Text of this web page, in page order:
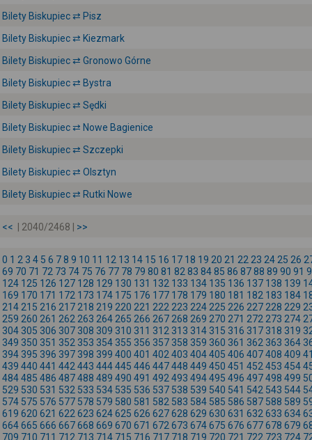
Bilety Biskupiec ⇄ Pisz
Bilety Biskupiec ⇄ Kiezmark
Bilety Biskupiec ⇄ Gronowo Górne
Bilety Biskupiec ⇄ Bystra
Bilety Biskupiec ⇄ Sędki
Bilety Biskupiec ⇄ Nowe Bagienice
Bilety Biskupiec ⇄ Szczepki
Bilety Biskupiec ⇄ Olsztyn
Bilety Biskupiec ⇄ Rutki Nowe
<< | 2040/2468 | >>
0 1 2 3 4 5 6 78 9 10 11 12 13 14 15 16 17 18 19 20 21 22 23 24 25 26
69 70 71 72 73 74 75 76 77 78 79 80 81 82 83 8485 86 8788 89 90 91
124 125 126 127 128 129 130 131 132 133 134 135 136 137 138 139
169 170 171 172 173 174 175 176 177 178 179 180 181 182 183 184
214 215 216 217 218 219 220 221 222 223 224 225 226 227 228 229
259 260 261 262 263 264 265 266 267 268 269 270 271 272 273 274
304 305 306 307 308 309 310 311 312 313 314 315 316 317 318 319
349 350 351 352 353 354 355 356 357 358 359 360 361 362 363 364
394 395 396 397 398 399 400 401 402 403 404405 406 407408 409
439 440 441 442 443 444445 446 447448 449 450 451 452 453 454
484485 486 487488 489 490 491 492 493 494495 496 497498 499
529 530 531 532 533 534 535 536 537 538 539 540 541 542 543 544
574 575 576 577 578 579 580 581 582 583 584 585 586 587 588 589
619 620 621 622 623 624625 626 627628 629 630 631 632 633 634
664665 666 667668 669 670 671 672 673 674675 676 677678 679
709 710 711 712 713 714 715 716 717 718 719 720 721 722 723 724